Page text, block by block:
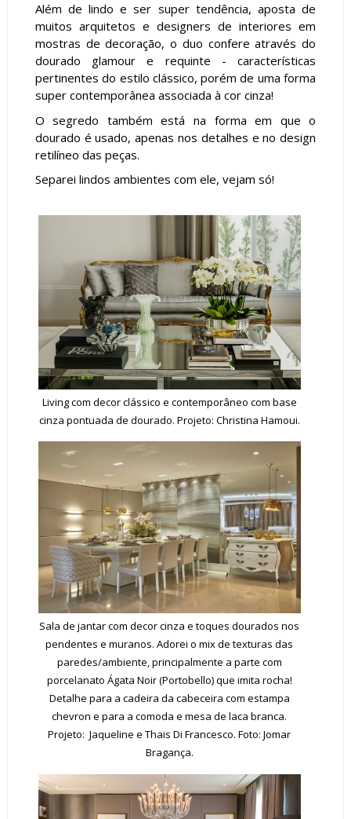
Além de lindo e ser super tendência, aposta de
muitos arquitetos e designers de interiores em
mostras de decoração, o duo confere através do
dourado glamour e requinte - características
pertinentes do estilo clássico, porém de uma forma
super contemporânea associada à cor cinza!
O segredo também está na forma em que o
dourado é usado, apenas nos detalhes e no design
retilíneo das peças.
Separei lindos ambientes com ele, vejam só!
Living com decor clássico e contemporâneo com base
cinza pontuada de dourado. Projeto: Christina Hamoui.
Sala de jantar com decor cinza e toques dourados nos
pendentes e muranos. Adorei o mix de texturas das
paredes/ambiente, principalmente a parte com
porcelanato Ágata Noir (Portobello) que imita rocha!
Detalhe para a cadeira da cabeceira com estampa
chevron e para a comoda e mesa de laca branca.
Projeto: Jaqueline e Thais Di Francesco. Foto: Jomar
Bragança.